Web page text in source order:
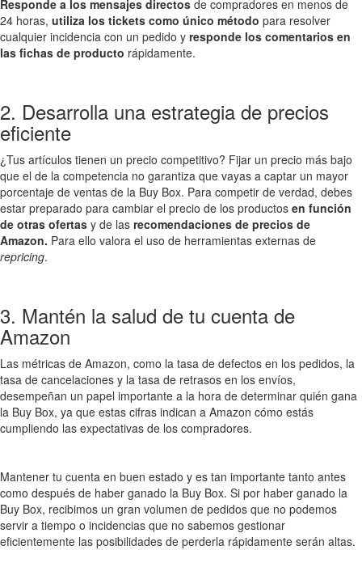
Responde a los mensajes directos de compradores en menos de
24 horas, utiliza los tickets como único método para resolver
cualquier incidencia con un pedido y responde los comentarios en
las fichas de producto rápidamente.
2. Desarrolla una estrategia de precios
eficiente
¿Tus artículos tienen un precio competitivo? Fijar un precio más bajo
que el de la competencia no garantiza que vayas a captar un mayor
porcentaje de ventas de la Buy Box. Para competir de verdad, debes
estar preparado para cambiar el precio de los productos en función
de otras ofertas y de las recomendaciones de precios de
Amazon. Para ello valora el uso de herramientas externas de
repricing.
3. Mantén la salud de tu cuenta de
Amazon
Las métricas de Amazon, como la tasa de defectos en los pedidos, la
tasa de cancelaciones y la tasa de retrasos en los envíos,
desempeñan un papel importante a la hora de determinar quién gana
la Buy Box, ya que estas cifras indican a Amazon cómo estás
cumpliendo las expectativas de los compradores.
Mantener tu cuenta en buen estado y es tan importante tanto antes
como después de haber ganado la Buy Box. Si por haber ganado la
Buy Box, recibimos un gran volumen de pedidos que no podemos
servir a tiempo o incidencias que no sabemos gestionar
eficientemente las posibilidades de perderla rápidamente serán altas.